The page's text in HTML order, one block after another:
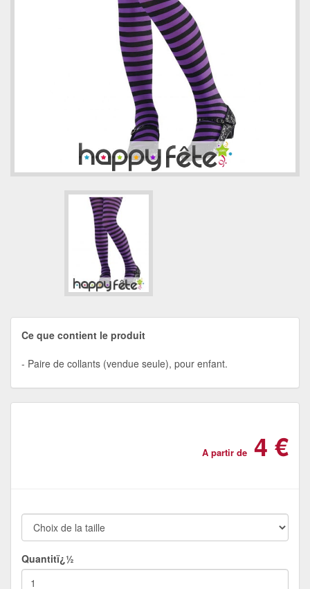
Ce que contient le produit
Paire de collants (vendue seule), pour enfant.
A partir de 4 €
Quantitï¿½